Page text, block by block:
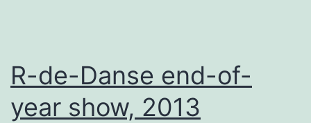
R-de-Danse end-of-
year show, 2013